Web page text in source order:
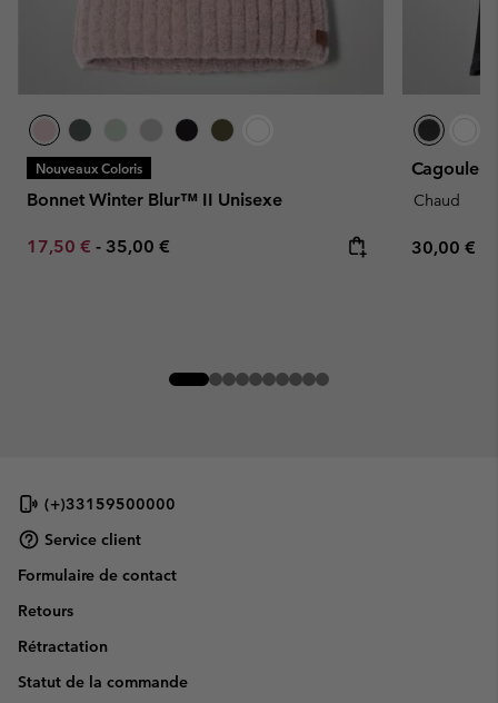
Nouveaux Coloris
Bonnet Winter Blur™ II Unisexe
Minimum sale price:
17,50 € - Maximum price:
35,00 €
Cagoule
Chaud
Regular
30,00 €
(+)33159500000
Service client
Formulaire de contact
Retours
Rétractation
Statut de la commande